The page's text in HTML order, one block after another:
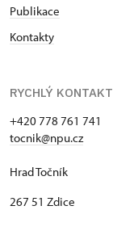
Publikace
Kontakty
RYCHLÝ KONTAKT
+420 778 761 741
tocnik@npu.cz
Hrad Točník
267 51 Zdice